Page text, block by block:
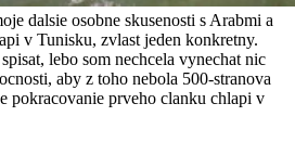
dalsie osobne skusenosti s Arabmi a
v Tunisku, zvlast jeden konkretny.
lebo som nechcela vynechat nic
aby z toho nebola 500-stranova
pokracovanie prveho clanku chlapi v